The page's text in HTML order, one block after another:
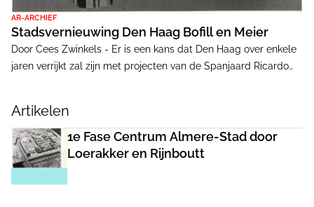
AR-ARCHIEF
Stadsvernieuwing Den Haag Bofill en Meier
Door Cees Zwinkels - Er is een kans dat Den Haag over enkele
jaren verrijkt zal zijn met projecten van de Spanjaard Ricardo
bibliotheek is waar het om draait. Het fundament onder deze
uitnodigingen is echter op zodanig drassige bodem gesteld
dat realiseringskansen minimaal geacht moeten worden. Onder
de vlag van 'kwaliteitsverhoging' en 'bevordering van de
inhoudelijke discussie over architectuur en stedenbouw' wordt
Artikelen
1e Fase Centrum Almere-Stad door
Loerakker en Rijnboutt